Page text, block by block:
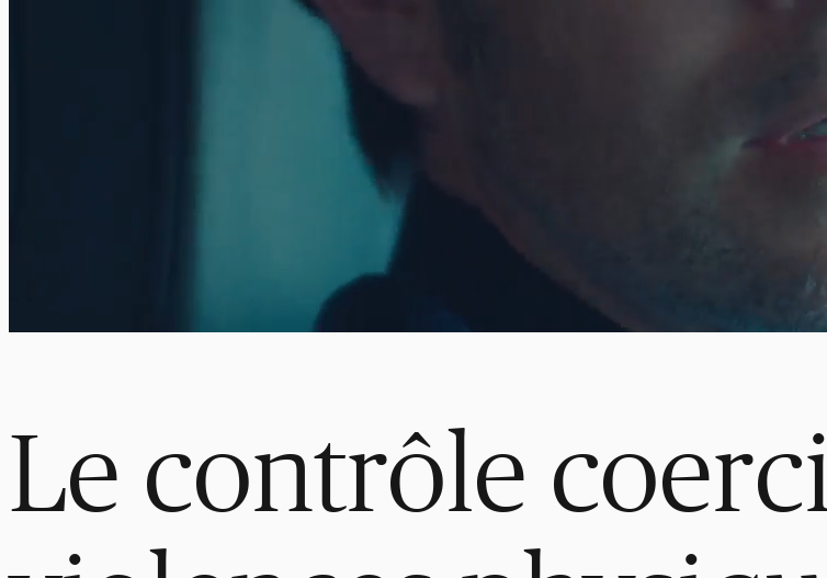
Le contrôle